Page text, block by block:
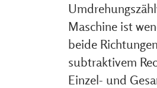
Maschine ist
beide
subtraktivem
Einzel- und